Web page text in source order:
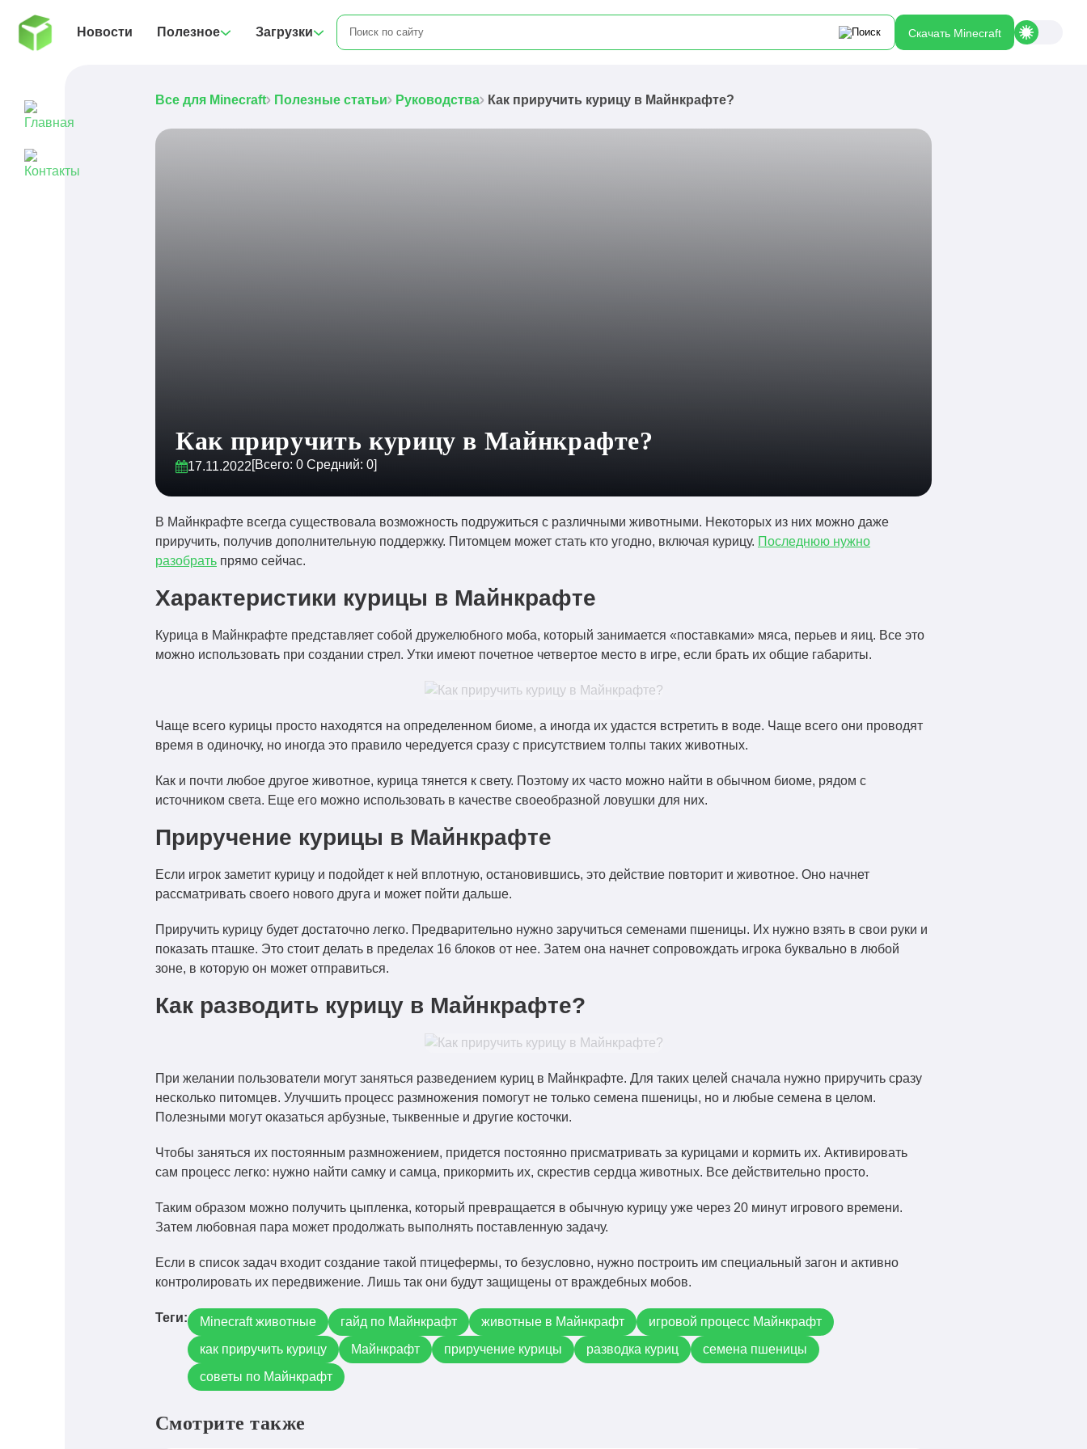
Новости Полезное Загрузки Скачать Minecraft
Все для Minecraft Полезные статьи Руководства Как приручить курицу в Майнкрафте?
Как приручить курицу в Майнкрафте?
17.11.2022[Всего: 0 Средний: 0]
В Майнкрафте всегда существовала возможность подружиться с различными животными. Некоторых из них можно даже
приручить, получив дополнительную поддержку. Питомцем может стать кто угодно, включая курицу. Последнюю нужно
разобрать прямо сейчас.
Характеристики курицы в Майнкрафте
Курица в Майнкрафте представляет собой дружелюбного моба, который занимается «поставками» мяса, перьев и яиц. Все это
можно использовать при создании стрел. Утки имеют почетное четвертое место в игре, если брать их общие габариты.
Чаще всего курицы просто находятся на определенном биоме, а иногда их удастся встретить в воде. Чаще всего они проводят
время в одиночку, но иногда это правило чередуется сразу с присутствием толпы таких животных.
Как и почти любое другое животное, курица тянется к свету. Поэтому их часто можно найти в обычном биоме, рядом с
источником света. Еще его можно использовать в качестве своеобразной ловушки для них.
Приручение курицы в Майнкрафте
Если игрок заметит курицу и подойдет к ней вплотную, остановившись, это действие повторит и животное. Оно начнет
рассматривать своего нового друга и может пойти дальше.
Приручить курицу будет достаточно легко. Предварительно нужно заручиться семенами пшеницы. Их нужно взять в свои руки и
показать пташке. Это стоит делать в пределах 16 блоков от нее. Затем она начнет сопровождать игрока буквально в любой
зоне, в которую он может отправиться.
Как разводить курицу в Майнкрафте?
При желании пользователи могут заняться разведением куриц в Майнкрафте. Для таких целей сначала нужно приручить сразу
несколько питомцев. Улучшить процесс размножения помогут не только семена пшеницы, но и любые семена в целом.
Полезными могут оказаться арбузные, тыквенные и другие косточки.
Чтобы заняться их постоянным размножением, придется постоянно присматривать за курицами и кормить их. Активировать
сам процесс легко: нужно найти самку и самца, прикормить их, скрестив сердца животных. Все действительно просто.
Таким образом можно получить цыпленка, который превращается в обычную курицу уже через 20 минут игрового времени.
Затем любовная пара может продолжать выполнять поставленную задачу.
Если в список задач входит создание такой птицефермы, то безусловно, нужно построить им специальный загон и активно
контролировать их передвижение. Лишь так они будут защищены от враждебных мобов.
Теги: Minecraft животные гайд по Майнкрафт животные в Майнкрафт
игровой процесс Майнкрафт
как приручить курицу
Майнкрафт приручение курицы разводка куриц
семена пшеницы
советы по Майнкрафт
Смотрите также